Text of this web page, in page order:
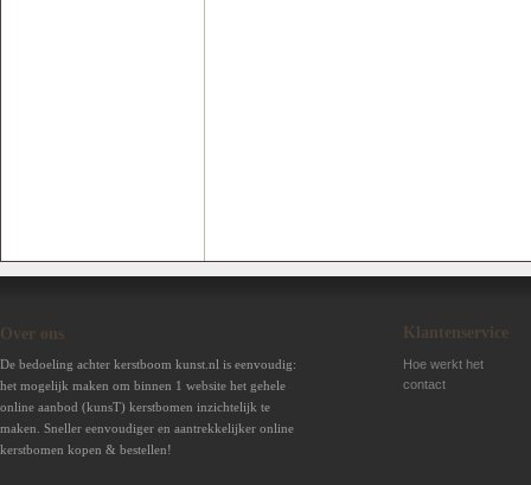
Over ons
De bedoeling achter kerstboom kunst.nl is eenvoudig:
het mogelijk maken om binnen 1 website het gehele
online aanbod (kunsT) kerstbomen inzichtelijk te
maken. Sneller eenvoudiger en aantrekkelijker online
kerstbomen kopen & bestellen!
Klantenservice
Hoe werkt het
contact